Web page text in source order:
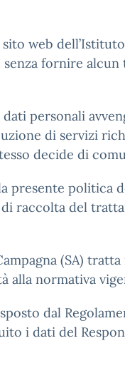
web dell’Istituto
senza fornire
personali
di servizi
decide di
presente politica
raccolta del
(SA)
alla normativa
dal
i dati del